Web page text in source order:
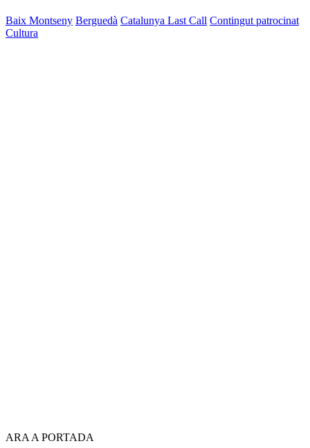
Baix Montseny Berguedà Catalunya Last Call Contingut patrocinat
Cultura
ARA A PORTADA